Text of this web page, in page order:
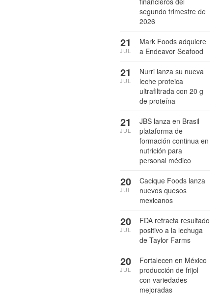
segundo trimestre de
2026
Mark Foods adquiere
a Endeavor Seafood
21
JUL
Nurri lanza su nueva
leche proteica
ultrafiltrada con 20 g
de proteína
21
JUL
JBS lanza en Brasil
plataforma de
formación continua en
nutrición para
personal médico
21
JUL
Cacique Foods lanza
nuevos quesos
mexicanos
20
JUL
FDA retracta resultado
positivo a la lechuga
de Taylor Farms
20
JUL
Fortalecen en México
producción de frijol
con variedades
mejoradas
20
JUL